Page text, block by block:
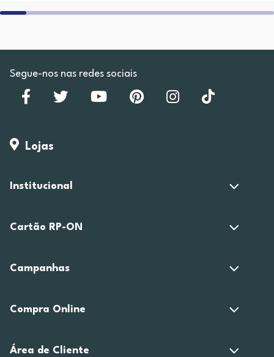
Segue-nos nas redes sociais
Lojas
Institucional
Cartão RP-ON
Campanhas
Compra Online
Área de Cliente